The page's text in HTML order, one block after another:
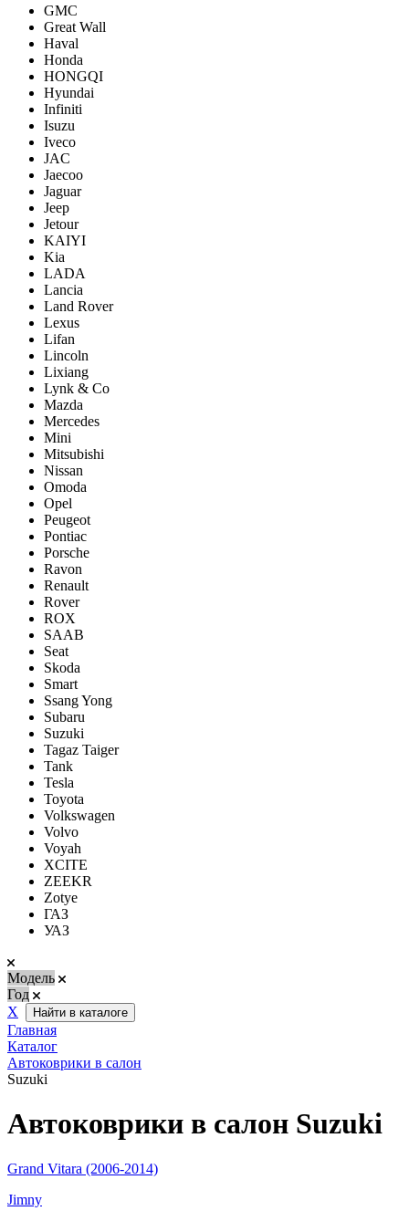
GMC
Great Wall
Haval
Honda
HONGQI
Hyundai
Infiniti
Isuzu
Iveco
JAC
Jaecoo
Jaguar
Jeep
Jetour
KAIYI
Kia
LADA
Lancia
Land Rover
Lexus
Lifan
Lincoln
Lixiang
Lynk & Co
Mazda
Mercedes
Mini
Mitsubishi
Nissan
Omoda
Opel
Peugeot
Pontiac
Porsсhe
Ravon
Renault
Rover
ROX
SAAB
Seat
Skoda
Smart
Ssang Yong
Subaru
Suzuki
Tagaz Taiger
Tank
Tesla
Toyota
Volkswagen
Volvo
Voyah
XCITE
ZEEKR
Zotye
ГАЗ
УАЗ
Модель
Год
Х
Найти в каталоге
Главная
Каталог
Автоковрики в салон
Suzuki
Автоковрики в салон Suzuki
Grand Vitara (2006-2014)
Jimny